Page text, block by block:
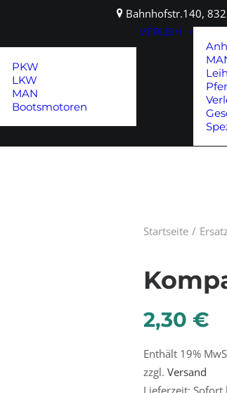
Bahnhofstr.140,
PKW
LKW
MAN
Bootsmotoren
VERLEIH
Startseite
2,30 €
Enthält 19%
zzgl. Versand
Lieferzeit: Sofort